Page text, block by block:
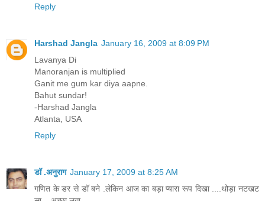
Reply
Harshad Jangla January 16, 2009 at 8:09 PM
Lavanya Di
Manoranjan is multiplied
Ganit me gum kar diya aapne.
Bahut sundar!
-Harshad Jangla
Atlanta, USA
Reply
डॉ .अनुराग January 17, 2009 at 8:25 AM
गणित के डर से डॉ बने .लेकिन आज का बड़ा प्यारा रूप दिखा ....थोड़ा नटखट